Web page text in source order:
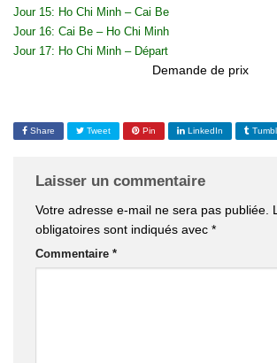
Jour 15: Ho Chi Minh – Cai Be
Jour 16: Cai Be – Ho Chi Minh
Jour 17: Ho Chi Minh – Départ
Demande de prix
Share Tweet Pin LinkedIn
Laisser un commentaire
Votre adresse e-mail ne sera pas publiée.
obligatoires sont indiqués avec *
Commentaire *